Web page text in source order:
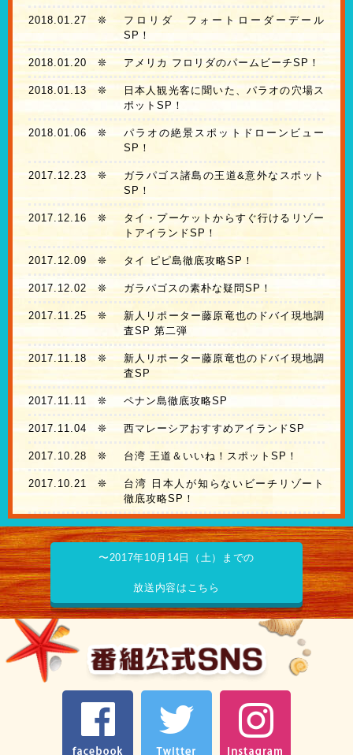
2018.01.27 ❊
フロリダ フォートローダーデール
SP！
2018.01.20 ❊ アメリカ フロリダのパームビーチSP！
2018.01.13❊
日本人観光客に聞いた、パラオの穴場ス
ポットSP！
2018.01.06 ❊
パラオの絶景スポットドローンビュー
SP！
2017.12.23❊
ガラパゴス諸島の王道&意外なスポット
SP！
2017.12.16 ❊
タイ・プーケットからすぐ行けるリゾー
トアイランドSP！
2017.12.09 ❊ タイ ピピ島徹底攻略SP！
2017.12.02 ❊ ガラパゴスの素朴な疑問SP！
2017.11.25❊
新人リポーター藤原竜也のドバイ現地調
査SP 第二弾
2017.11.18❊
新人リポーター藤原竜也のドバイ現地調
査SP
2017.11.11 ❊ ペナン島徹底攻略SP
2017.11.04 ❊ 西マレーシアおすすめアイランドSP
2017.10.28 ❊ 台湾 王道＆いいね！スポットSP！
2017.10.21 ❊
台湾 日本人が知らないビーチリゾート
徹底攻略SP！
〜2017年10月14日（土）までの
放送内容はこちら
facebook Twitter